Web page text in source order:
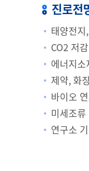
진로전
태양전
CO2 저
에너지
제약, 화
바이오
미세조
연구소